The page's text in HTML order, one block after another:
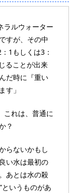
ラルウォーター
すが、その中
1もしくは3：
ることが出来
だ時に『重い
す」
これは、普通に
？
らないかもし
い水は最初の
あとは水の殺
というものがあ